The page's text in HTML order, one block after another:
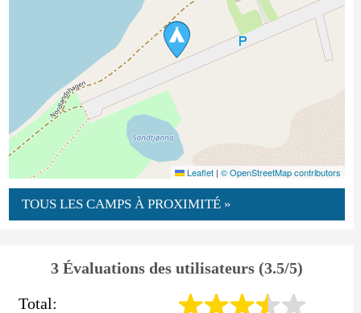
Leaflet | © OpenStreetMap contributors
TOUS LES CAMPS À PROXIMITÉ »
3 Évaluations des utilisateurs (3.5/5)
Total: